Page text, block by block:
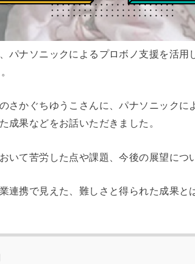
パナソニックによるプロボノ支援を活用
さかぐちゆうこさんに、パナソニックに
成果などをお話いただきました。
いて苦労した点や課題、今後の展望につ
連携で見えた、難しさと得られた成果と